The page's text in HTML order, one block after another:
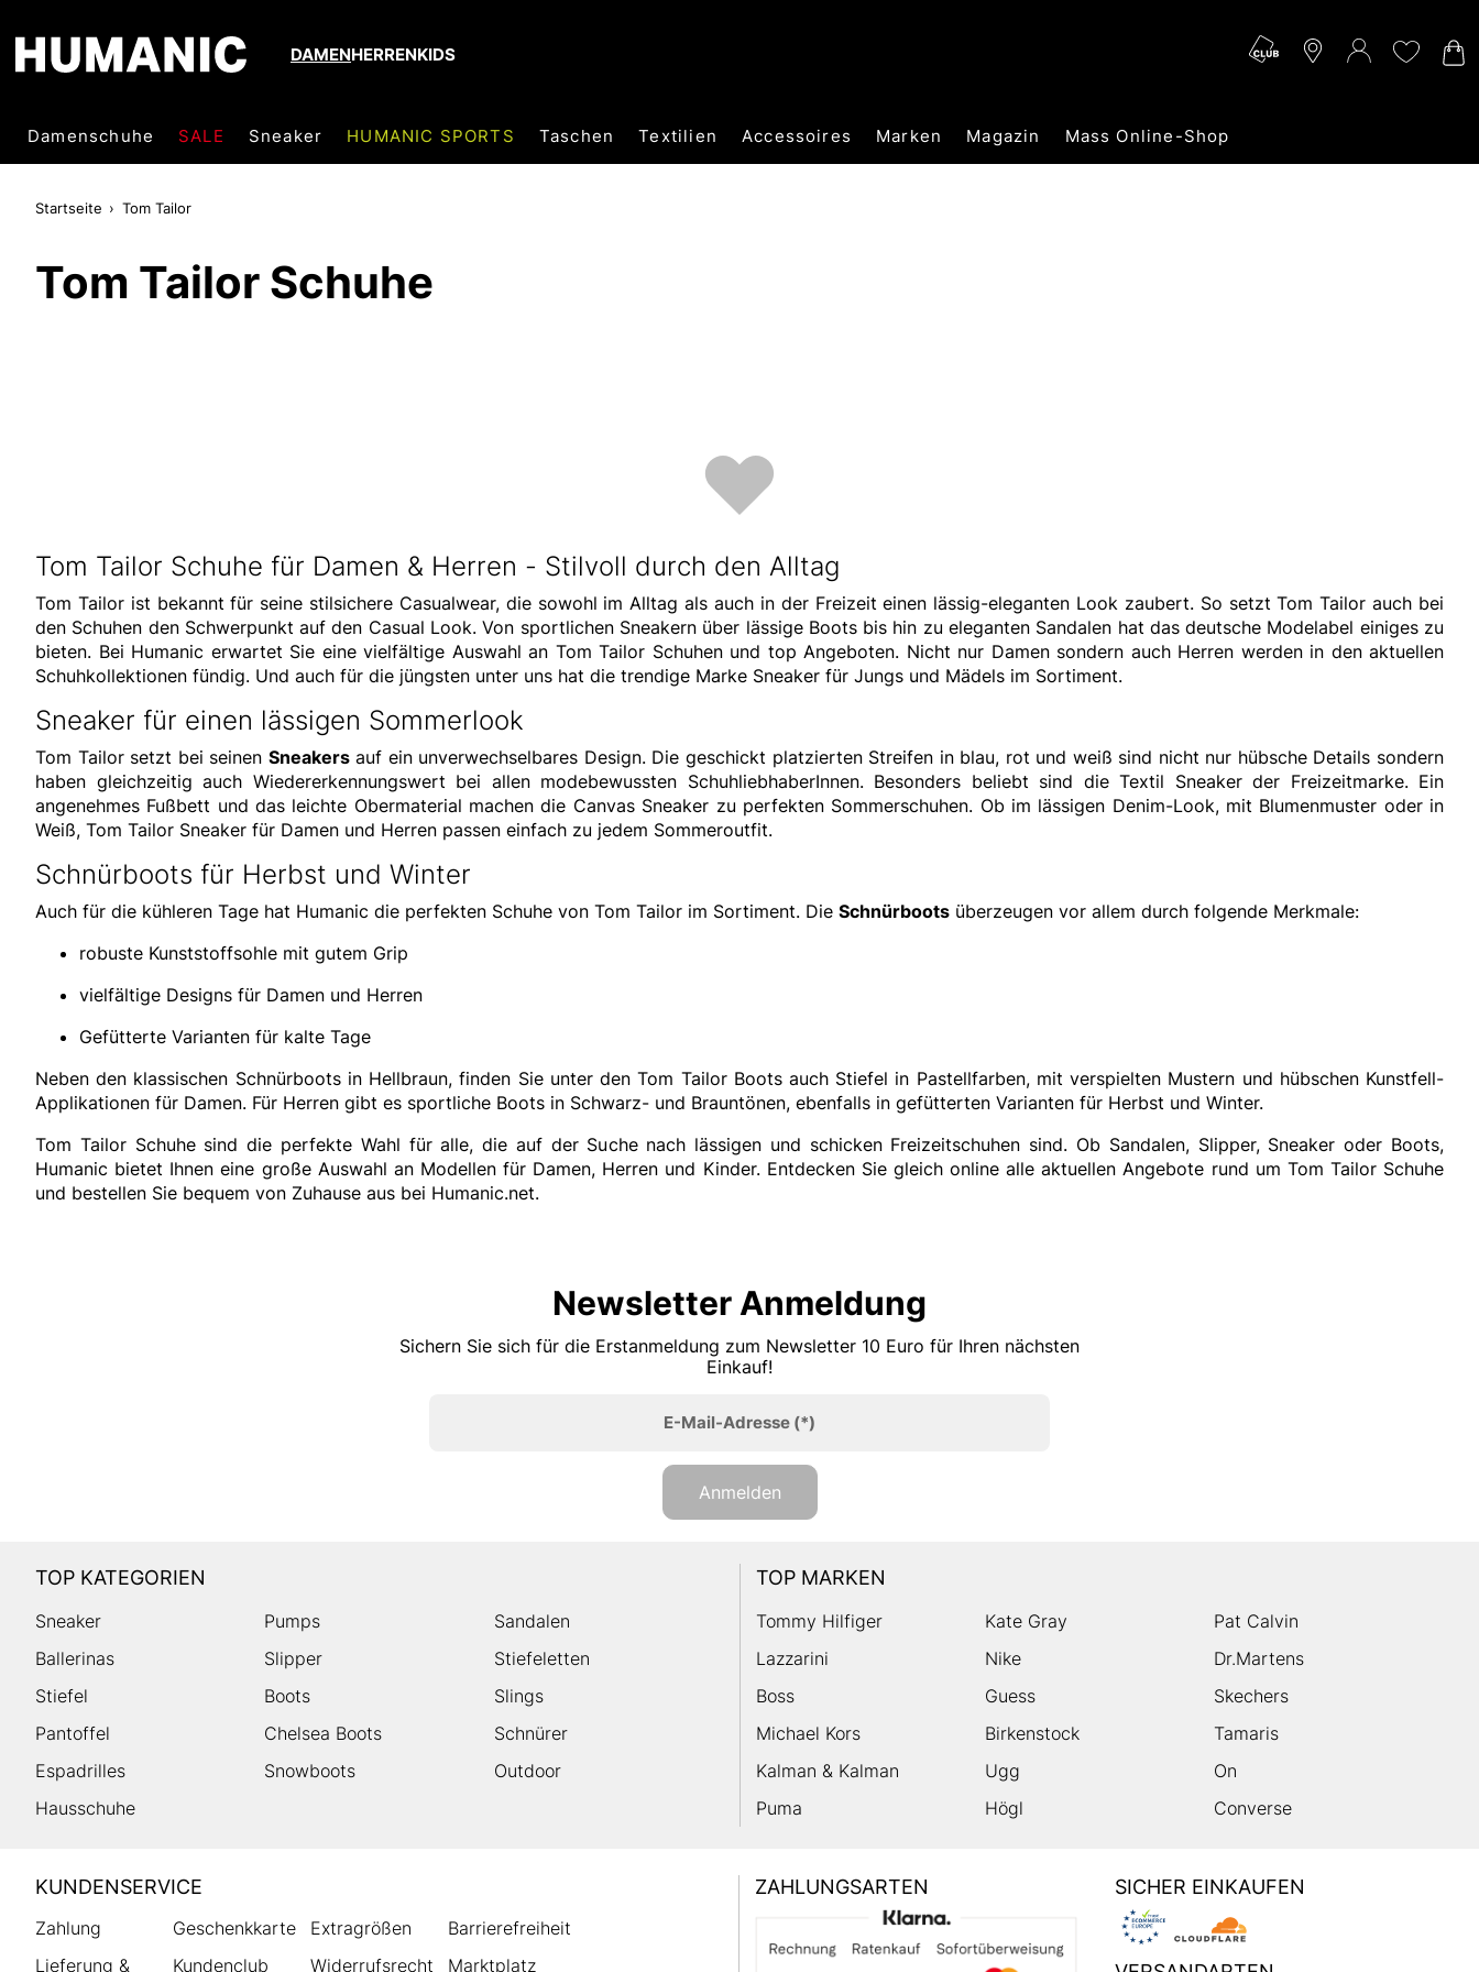
DAMENHERRENKIDS
Damenschuhe SALE Sneaker HUMANIC SPORTS Taschen Textilien Accessoires Marken Magazin Mass Online-Shop
Startseite Tom Tailor
Tom Tailor Schuhe
Tom Tailor Schuhe für Damen & Herren - Stilvoll durch den Alltag
Tom Tailor ist bekannt für seine stilsichere Casualwear, die sowohl im Alltag als auch in der Freizeit einen lässig-eleganten Look zaubert. So setzt Tom Tailor auch bei
den Schuhen den Schwerpunkt auf den Casual Look. Von sportlichen Sneakern über lässige Boots bis hin zu eleganten Sandalen hat das deutsche Modelabel einiges zu
bieten. Bei Humanic erwartet Sie eine vielfältige Auswahl an Tom Tailor Schuhen und top Angeboten. Nicht nur Damen sondern auch Herren werden in den aktuellen
Schuhkollektionen fündig. Und auch für die jüngsten unter uns hat die trendige Marke Sneaker für Jungs und Mädels im Sortiment.
Sneaker für einen lässigen Sommerlook
Tom Tailor setzt bei seinen Sneakersauf ein unverwechselbares Design. Die geschickt platzierten Streifen in blau, rot und weiß sind nicht nur hübsche Details sondern
haben gleichzeitig auch Wiedererkennungswert bei allen modebewussten SchuhliebhaberInnen. Besonders beliebt sind die Textil Sneaker der Freizeitmarke. Ein
angenehmes Fußbett und das leichte Obermaterial machen die Canvas Sneaker zu perfekten Sommerschuhen. Ob im lässigen Denim-Look, mit Blumenmuster oder in
Weiß, Tom Tailor Sneaker für Damen und Herren passen einfach zu jedem Sommeroutfit.
Schnürboots für Herbst und Winter
Auch für die kühleren Tage hat Humanic die perfekten Schuhe von Tom Tailor im Sortiment. Die Schnürboots überzeugen vor allem durch folgende Merkmale:
robuste Kunststoffsohle mit gutem Grip
vielfältige Designs für Damen und Herren
Gefütterte Varianten für kalte Tage
Neben den klassischen Schnürboots in Hellbraun, finden Sie unter den Tom Tailor Boots auch Stiefel in Pastellfarben, mit verspielten Mustern und hübschen Kunstfell-
Applikationen für Damen. Für Herren gibt es sportliche Boots in Schwarz- und Brauntönen, ebenfalls in gefütterten Varianten für Herbst und Winter.
Tom Tailor Schuhe sind die perfekte Wahl für alle, die auf der Suche nach lässigen und schicken Freizeitschuhen sind. Ob Sandalen, Slipper, Sneaker oder Boots,
Humanic bietet Ihnen eine große Auswahl an Modellen für Damen, Herren und Kinder. Entdecken Sie gleich online alle aktuellen Angebote rund um Tom Tailor Schuhe
und bestellen Sie bequem von Zuhause aus bei Humanic.net.
Newsletter Anmeldung
Sichern Sie sich für die Erstanmeldung zum Newsletter 10 Euro für Ihren nächsten
Einkauf!
E-Mail-Adresse(*)
Anmelden
TOP KATEGORIEN
Sneaker Pumps
Sandalen
Ballerinas
Slipper
Stiefeletten
Stiefel
Boots
Slings
Pantoffel
Chelsea Boots
Schnürer
Espadrilles
Snowboots
Outdoor
Hausschuhe
TOP MARKEN
Tommy Hilfiger Kate Gray
Pat Calvin
Lazzarini
Nike
Dr.Martens
Boss
Guess
Skechers
Michael Kors
Birkenstock
Tamaris
Kalman & Kalman
Ugg
On
Puma
Högl Converse
HUMANIC
Footer
KUNDENSERVICE
Zahlung
Lieferung &
Geschenkkarte
Kundenclub
Extragrößen
Widerrufsrecht
Barrierefreiheit
Marktplatz
ZAHLUNGSARTEN SICHER EINKAUFEN